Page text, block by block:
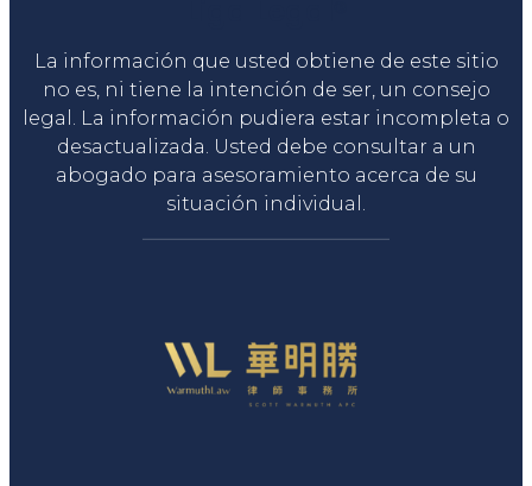
La información que usted obtiene de este sitio
no es, ni tiene la intención de ser, un consejo
legal. La información pudiera estar incompleta o
desactualizada. Usted debe consultar a un
abogado para asesoramiento acerca de su
situación individual.